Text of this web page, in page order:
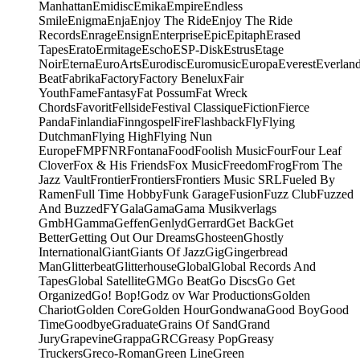
ManhattanEmidiscEmikaEmpireEndless
SmileEnigmaEnjaEnjoy The RideEnjoy The Ride
RecordsEnrageEnsignEnterpriseEpicEpitaphErased
TapesEratoErmitageEschoESP-DiskEstrusEtage
NoirEternaEuroArtsEurodiscEuromusicEuropaEverest
BeatFabrikaFactoryFactory BeneluxFair
YouthFameFantasyFat PossumFat Wreck
ChordsFavoritFellsideFestival ClassiqueFictionFierce
PandaFinlandiaFinngospelFireFlashbackFlyFlying
DutchmanFlying HighFlying Nun
EuropeFMPFNRFontanaFoodFoolish MusicFourFour Leaf
CloverFox & His FriendsFox MusicFreedomFrogFrom The
Jazz VaultFrontierFrontiersFrontiers Music SRLFueled By
RamenFull Time HobbyFunk GarageFusionFuzz ClubFuzzed
And BuzzedFYGalaGamaGama Musikverlags
GmbHGammaGeffenGenlydGerrardGet BackGet
BetterGetting Out Our DreamsGhosteenGhostly
InternationalGiantGiants Of JazzGigGingerbread
ManGlitterbeatGlitterhouseGlobalGlobal Records And
TapesGlobal SatelliteGMGo BeatGo DiscsGo Get
OrganizedGo! Bop!Godz ov War ProductionsGolden
ChariotGolden CoreGolden HourGondwanaGood BoyGood
TimeGoodbyeGraduateGrains Of SandGrand
JuryGrapevineGrappaGRCGreasy PopGreasy
TruckersGreco-RomanGreen LineGreen